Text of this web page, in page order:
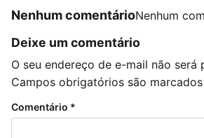
Nenhum comentárioNenhum
Deixe um comentário
O seu endereço de e-mail não será
Campos obrigatórios são
Comentário *